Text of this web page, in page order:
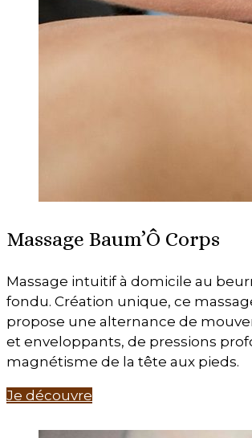
Massage Baum’Ô Corps
Massage intuitif à domicile au
fondu. Création unique, ce
propose une alternance de
et enveloppants, de pressions
magnétisme de la tête aux pieds.
Je découvre